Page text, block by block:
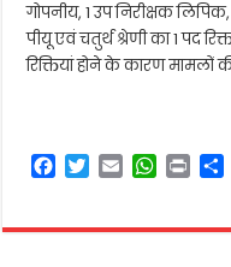
गोपनीय, 1 उप निरीक्षक
पीयू एवं चतुर्थ श्रेणी का 1 पद
रिक्तियां होने के कारण मामलों
F
e
T
t
E
i
W
t
P
n